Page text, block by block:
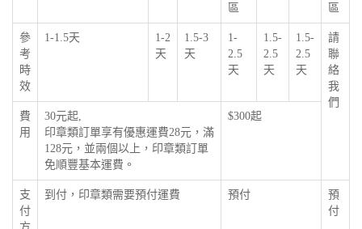
區
區
參
考
時
效
1-1.5天
1-2
天
1.5-3
天
1-
2.5
天
1.5-
2.5
天
1.5-
2.5
天
請
聯
絡
我
們
費
用
30元起,
印章類訂單享有優惠運費28元，滿
128元，並兩個以上，印章類訂單
免順豐基本運費。
$300起
支
付
到付，印章類需要預付運費 預付
預
付